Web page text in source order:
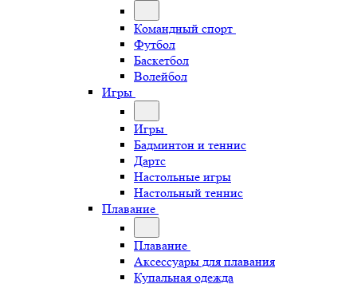
Командный спорт
Футбол
Баскетбол
Волейбол
Игры
Игры
Бадминтон и теннис
Дартс
Настольные игры
Настольный теннис
Плавание
Плавание
Аксессуары для плавания
Купальная одежда